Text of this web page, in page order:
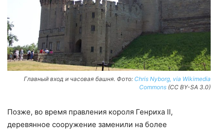
Главный вход и часовая башня. Фото: Chris Nyborg, via Wikimedia
Commons (CC BY-SA 3.0)
Позже, во время правления короля Генриха II,
деревянное сооружение заменили на более